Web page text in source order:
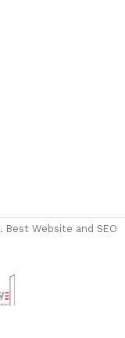
. Best Website and SEO